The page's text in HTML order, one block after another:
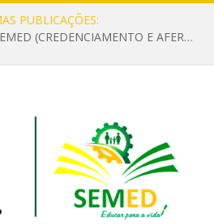
PUBLICAÇÕES:
EDITAL Nº 001/2025 – SEMED (CREDENCIAMENTO E AFERIÇÃO DE CRITÉRIOS TÉCNICOS DE MÉRITO E DESEMPENHO PARA PROVIMENTO DO CARGO OU FUNÇÃO DE GESTOR ESCOLAR DAS UNIDADES DE ENSINO DA REDE MUNICIPAL DE SENADOR JO)